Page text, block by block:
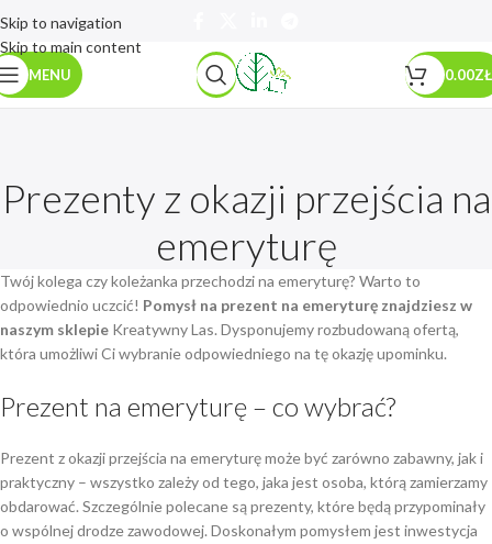
Skip to navigation
Skip to main content
MENU 0.00ZŁ
Prezenty z okazji przejścia na
emeryturę
Twój kolega czy koleżanka przechodzi na emeryturę? Warto to
odpowiednio uczcić! Pomysł na prezent na emeryturę znajdziesz w
naszym sklepie Kreatywny Las. Dysponujemy rozbudowaną ofertą,
która umożliwi Ci wybranie odpowiedniego na tę okazję upominku.
Prezent na emeryturę – co wybrać?
Prezent z okazji przejścia na emeryturę może być zarówno zabawny, jak i
praktyczny – wszystko zależy od tego, jaka jest osoba, którą zamierzamy
obdarować. Szczególnie polecane są prezenty, które będą przypominały
o wspólnej drodze zawodowej. Doskonałym pomysłem jest inwestycja